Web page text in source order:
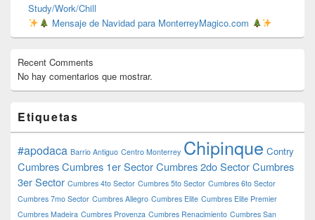
Study/Work/Chill
Mensaje de Navidad para MonterreyMagico.com
Recent Comments
No hay comentarios que mostrar.
Etiquetas
#apodaca Barrio Antiguo Centro Monterrey Chipinque Contry
CumbresCumbres 1er SectorCumbres 2do SectorCumbres
3er Sector Cumbres 4to Sector Cumbres 5to Sector Cumbres 6to Sector
Cumbres 7mo Sector Cumbres Allegro Cumbres Elite Cumbres Elite Premier
Cumbres Madeira Cumbres Provenza Cumbres Renacimiento Cumbres San